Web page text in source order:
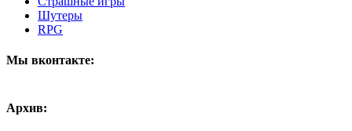
Шутеры
RPG
Мы вконтакте:
Архив: